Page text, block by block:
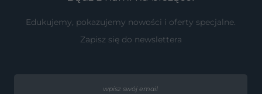
Edukujemy, pokazujemy nowości i oferty specjalne.
Zapisz się do newslettera